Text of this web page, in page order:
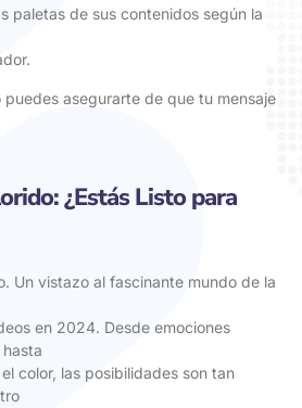
paletas de sus contenidos según la
puedes asegurarte de que tu mensaje
¿Estás Listo para
Un vistazo al fascinante mundo de la
en 2024. Desde emociones
color, las posibilidades son tan